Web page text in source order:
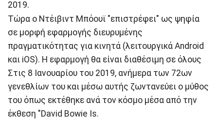
2019.
Τώρα ο Ντέιβιντ Μπόουϊ "επιστρέφει" ως ψηφία
σε μορφή εφαρμογής διευρυμένης
πραγματικότητας για κινητά (λειτουργικά Android
και iOS). Η εφαρμογή θα είναι διαθέσιμη σε όλους
Στις 8 Ιανουαρίου του 2019, ανήμερα των 72ων
γενεθλίων του και μέσω αυτής ζωντανεύει ο μύθος
του όπως εκτέθηκε ανά τον κόσμο μέσα από την
έκθεση "David Bowie Is.